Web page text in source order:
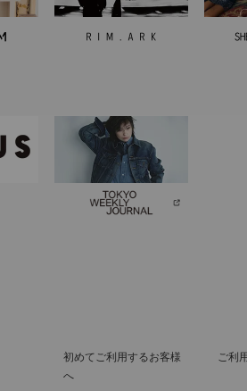
初めてご利用するお客様
へ
ご利